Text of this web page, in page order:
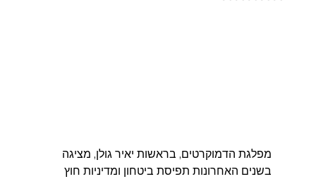
מפלגת הדמוקרטים, בראשות יאיר גולן, מציגה
בשנים האחרונות תפיסת ביטחון ומדיניות חוץ